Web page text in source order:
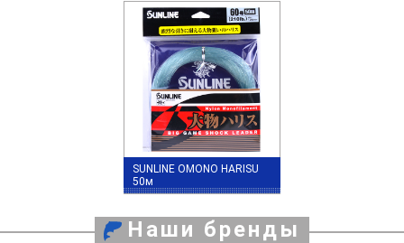
SUNLINE OMONO HARISU
50м
Наши бренды